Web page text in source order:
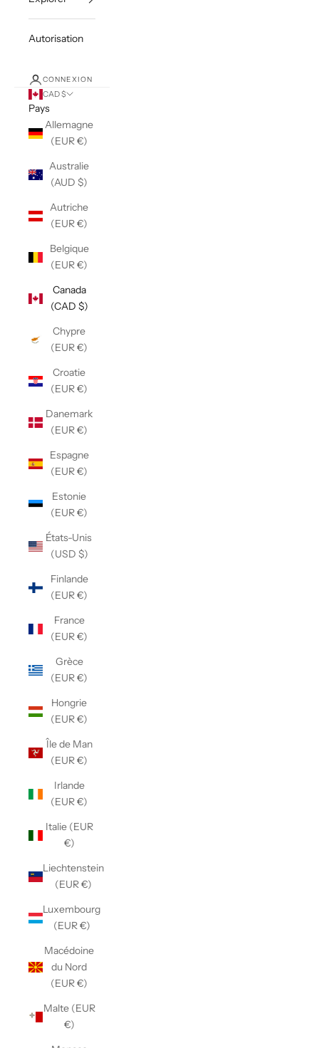
Autorisation
CONNEXION
CAD $
Pays
Allemagne
(EUR €)
Australie
(AUD $)
Autriche
(EUR €)
Belgique
(EUR €)
Canada
(CAD $)
Chypre
(EUR €)
Croatie
(EUR €)
Danemark
(EUR €)
Espagne
(EUR €)
Estonie
(EUR €)
États-Unis
(USD $)
Finlande
(EUR €)
France
(EUR €)
Grèce
(EUR €)
Hongrie
(EUR €)
Île de Man
(EUR €)
Irlande
(EUR €)
Italie (EUR
€)
Liechtenstein
(EUR €)
Luxembourg
(EUR €)
Macédoine
du Nord
(EUR €)
Malte (EUR
€)